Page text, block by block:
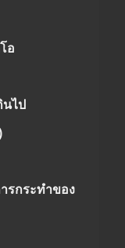
อ
ไป
รกระทำของ